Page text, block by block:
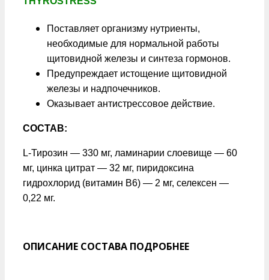
Поставляет организму нутриенты,
необходимые для нормальной работы
щитовидной железы и синтеза гормонов.
Предупреждает истощение щитовидной
железы и надпочечников.
Оказывает антистрессовое действие.
СОСТАВ:
L-Тирозин — 330 мг, ламинарии слоевище — 60
мг, цинка цитрат — 32 мг, пиридоксина
гидрохлорид (витамин B6) — 2 мг, селексен —
0,22 мг.
ОПИСАНИЕ СОСТАВА ПОДРОБНЕЕ